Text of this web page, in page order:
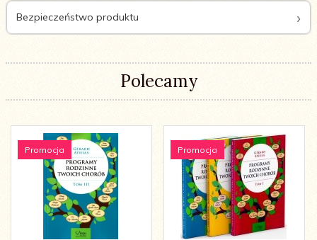
Bezpieczeństwo produktu
Polecamy
Promocja Promocja